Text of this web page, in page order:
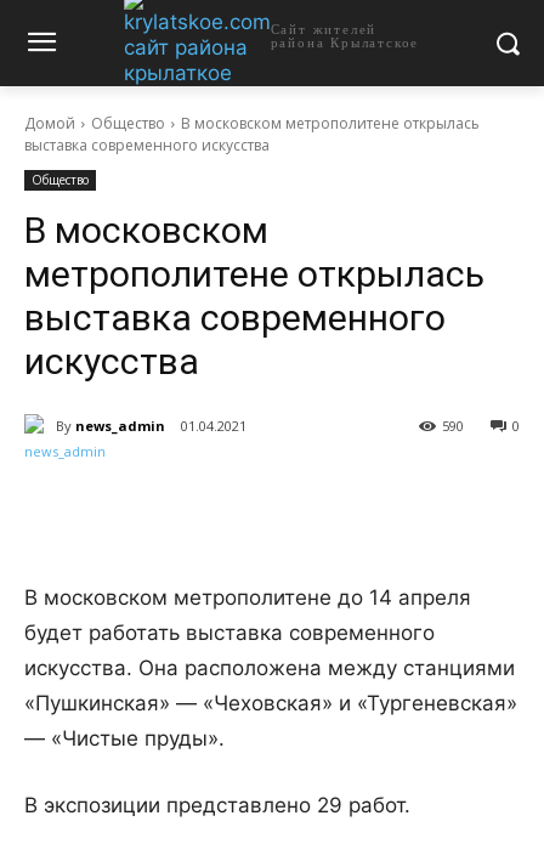
Сайт жителей
района Крылатское
Домой Общество
В московском метрополитене открылась
выставка современного искусства
Общество
В московском
метрополитене открылась
выставка современного
искусства
By news_admin 01.04.2021 0
590
В московском метрополитене до 14 апреля
будет работать выставка современного
искусства. Она расположена между станциями
«Пушкинская» — «Чеховская» и «Тургеневская»
— «Чистые пруды».
В экспозиции представлено 29 работ.